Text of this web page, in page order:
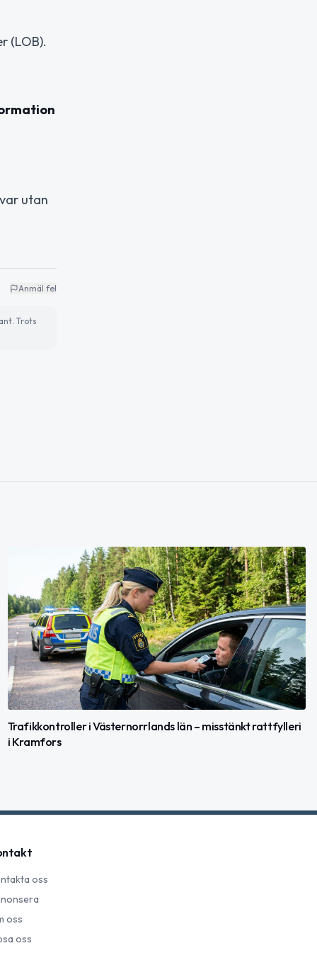
(LOB).
utan
Anmäl fel
Trots
Trafikkontroller i Västernorrlands län – misstänkt rattfylleri
i Kramfors
oss
oss
oss